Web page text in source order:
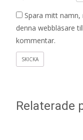
Spara mitt
denna webbläsare
kommentar.
Relaterade